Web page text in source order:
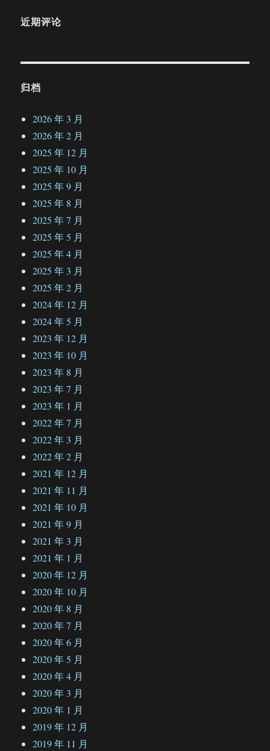
近期评论
归档
2026 年 3 月
2026 年 2 月
2025 年 12 月
2025 年 10 月
2025 年 9 月
2025 年 8 月
2025 年 7 月
2025 年 5 月
2025 年 4 月
2025 年 3 月
2025 年 2 月
2024 年 12 月
2024 年 5 月
2023 年 12 月
2023 年 10 月
2023 年 8 月
2023 年 7 月
2023 年 1 月
2022 年 7 月
2022 年 3 月
2022 年 2 月
2021 年 12 月
2021 年 11 月
2021 年 10 月
2021 年 9 月
2021 年 3 月
2021 年 1 月
2020 年 12 月
2020 年 10 月
2020 年 8 月
2020 年 7 月
2020 年 6 月
2020 年 5 月
2020 年 4 月
2020 年 3 月
2020 年 1 月
2019 年 12 月
2019 年 11 月